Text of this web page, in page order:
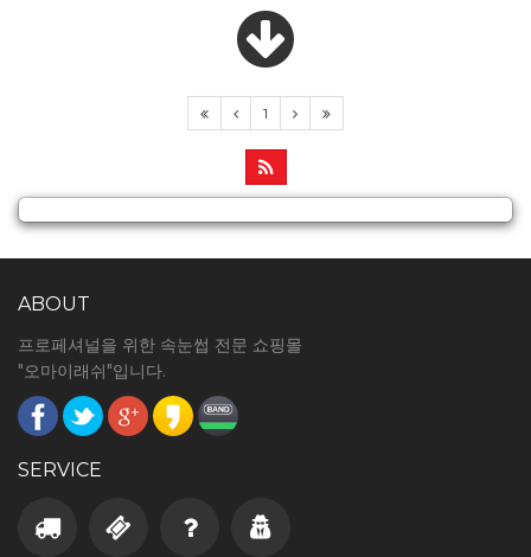
1
ABOUT
프로페셔널을 위한 속눈썹 전문 쇼핑몰
"오마이래쉬"입니다.
SERVICE